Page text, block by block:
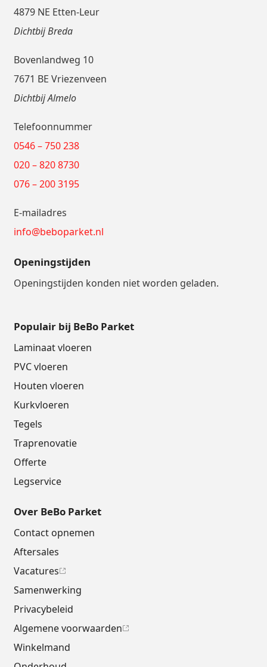
4879 NE Etten-Leur
Dichtbij Breda
Bovenlandweg 10
7671 BE Vriezenveen
Dichtbij Almelo
Telefoonnummer
0546 – 750 238
020 – 820 8730
076 – 200 3195
E-mailadres
info@beboparket.nl
Openingstijden
Openingstijden konden niet worden geladen.
Populair bij BeBo Parket
Laminaat vloeren
PVC vloeren
Houten vloeren
Kurkvloeren
Tegels
Traprenovatie
Offerte
Legservice
Over BeBo Parket
Contact opnemen
Aftersales
Vacatures
Samenwerking
Privacybeleid
Algemene voorwaarden
Winkelmand